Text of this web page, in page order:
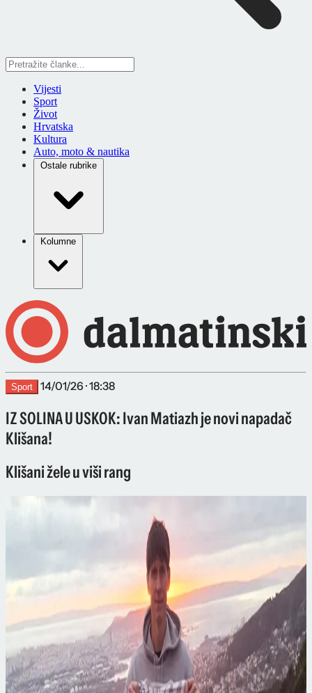
Vijesti
Sport
Život
Hrvatska
Kultura
Auto, moto & nautika
Ostale rubrike
Kolumne
Sport 14/01/26 · 18:38
IZ SOLINA U USKOK: Ivan Matiazh je novi napadač
Klišana!
Klišani žele u viši rang